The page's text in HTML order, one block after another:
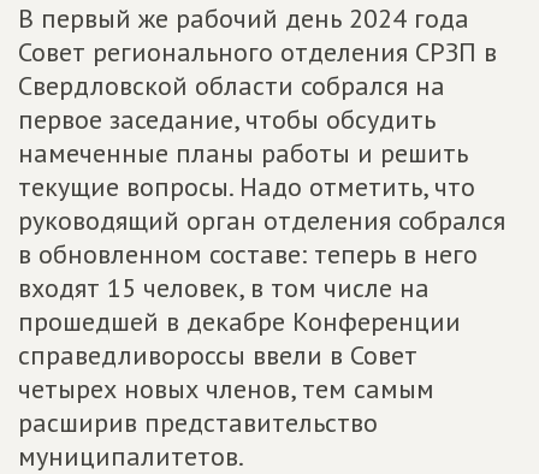
В первый же рабочий день 2024 года
Совет регионального отделения СРЗП в
Свердловской области собрался на
первое заседание, чтобы обсудить
намеченные планы работы и решить
текущие вопросы. Надо отметить, что
руководящий орган отделения собрался
в обновленном составе: теперь в него
входят 15 человек, в том числе на
прошедшей в декабре Конференции
справедливороссы ввели в Совет
четырех новых членов, тем самым
расширив представительство
муниципалитетов.